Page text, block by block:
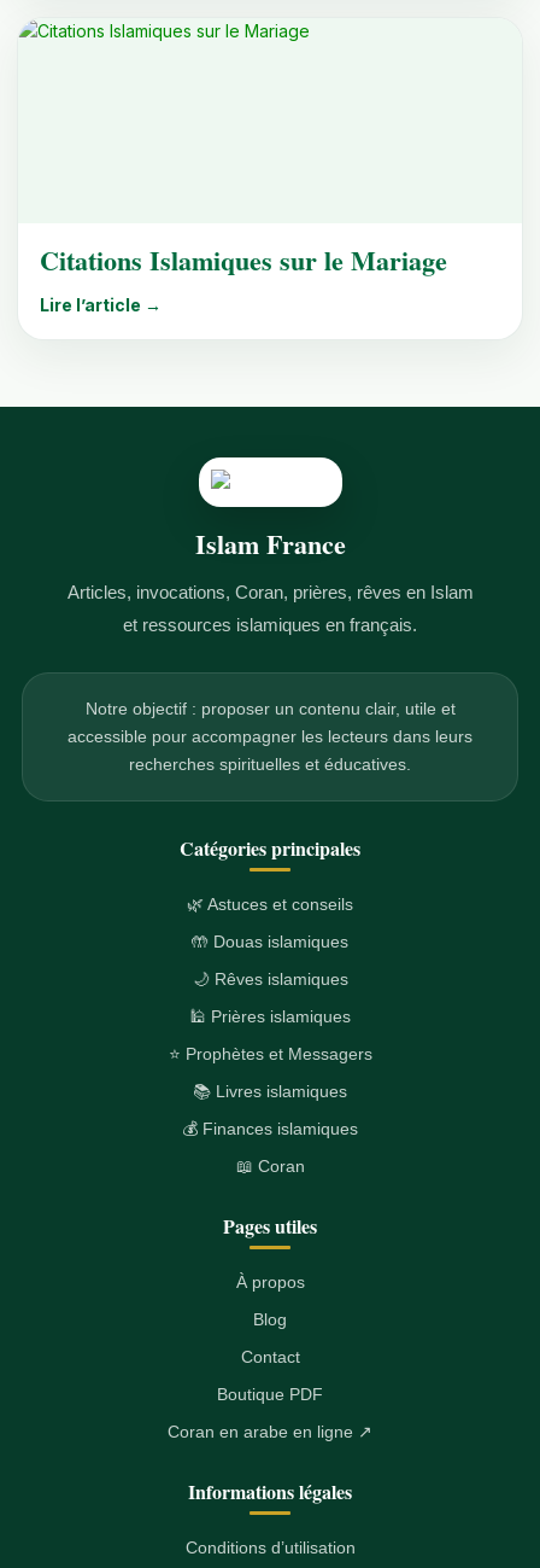
Citations Islamiques sur le Mariage
Lire l’article →
Islam France
Articles, invocations, Coran, prières, rêves en Islam
et ressources islamiques en français.
Notre objectif : proposer un contenu clair, utile et
accessible pour accompagner les lecteurs dans leurs
recherches spirituelles et éducatives.
Catégories principales
🌿 Astuces et conseils
🤲 Douas islamiques
🌙 Rêves islamiques
🕌 Prières islamiques
⭐ Prophètes et Messagers
📚 Livres islamiques
💰 Finances islamiques
📖 Coran
Pages utiles
À propos
Blog
Contact
Boutique PDF
Coran en arabe en ligne ↗
Informations légales
Conditions d’utilisation